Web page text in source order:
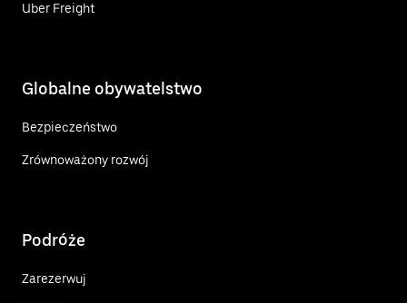
Uber Freight
Globalne obywatelstwo
Bezpieczeństwo
Zrównoważony rozwój
Podróże
Zarezerwuj